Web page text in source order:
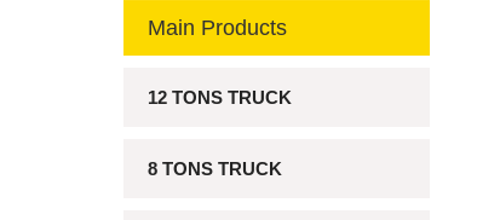
Main Products
12 TONS TRUCK
8 TONS TRUCK